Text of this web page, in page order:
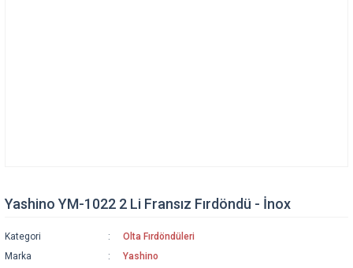
Yashino YM-1022 2 Li Fransız Fırdöndü - İnox
Kategori
Olta Fırdöndüleri
Marka
Yashino